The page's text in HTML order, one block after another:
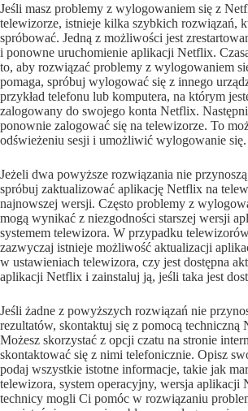
Jeśli masz problemy z wylogowaniem się z
telewizorze, istnieje kilka szybkich rozwiązań,
spróbować. Jedną z możliwości jest
i ponowne uruchomienie aplikacji Netflix.
to, aby rozwiązać problemy z wylogowaniem
pomaga, spróbuj wylogować się z innego
przykład telefonu lub komputera, na którym
zalogowany do swojego konta Netflix.
ponownie zalogować się na telewizorze. To
odświeżeniu sesji i umożliwić wylogowanie się.
Jeżeli dwa powyższe rozwiązania nie
spróbuj zaktualizować aplikację Netflix na
najnowszej wersji. Często problemy z
mogą wynikać z niezgodności starszej wersji
systemem telewizora. W przypadku
zazwyczaj istnieje możliwość aktualizacji
w ustawieniach telewizora, czy jest dostępna
aplikacji Netflix i zainstaluj ją, jeśli taka jest
Jeśli żadne z powyższych rozwiązań nie
rezultatów, skontaktuj się z pomocą techniczną
Możesz skorzystać z opcji czatu na stronie
skontaktować się z nimi telefonicznie. Opisz
podaj wszystkie istotne informacje, takie jak
telewizora, system operacyjny, wersja aplikacji
technicy mogli Ci pomóc w rozwiązaniu